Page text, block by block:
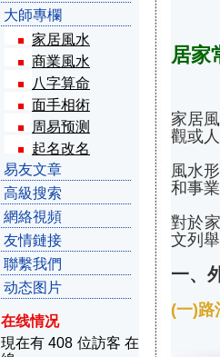
大師專欄
家居風水
商業風水
八字算命
面手相術
周易预测
起名改名
易友文章
高級搜索
網絡視頻
友情鏈接
聯繫我們
动态图片
在线情况
現在有 408 位訪客 在
居家
家居
觀或
風水
和事
對於
文列
一、
(一)路